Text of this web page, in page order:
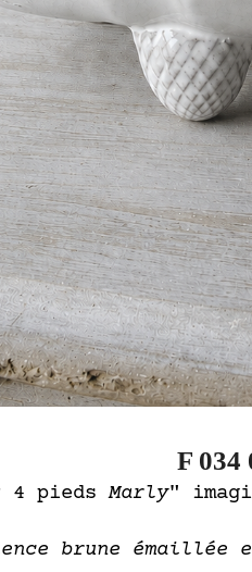
F 034
4 piedsMarly"
brune émaillée